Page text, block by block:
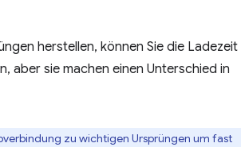
herstellen, können Sie die Ladezeit
aber sie machen einen Unterschied in
zu wichtigen Ursprüngen um fast